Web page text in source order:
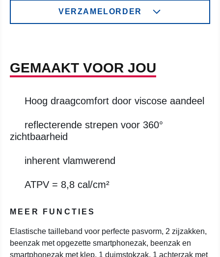
VERZAMELORDER
GEMAAKT VOOR JOU
Hoog draagcomfort door viscose aandeel
reflecterende strepen voor 360°
zichtbaarheid
inherent vlamwerend
ATPV = 8,8 cal/cm²
MEER FUNCTIES
Elastische tailleband voor perfecte pasvorm, 2 zijzakken,
beenzak met opgezette smartphonezak, beenzak en
smartphonezak met klep, 1 duimstokzak, 1 achterzak met